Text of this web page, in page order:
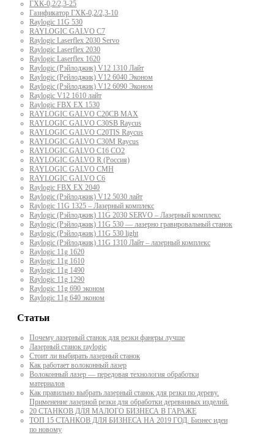
ГХК-0,2/2,3-25
Газификатор ГХК-0,2/2,3-10
Raylogic 11G 530
RAYLOGIC GALVO С7
Raylogic Laserflex 2030 Servo
Raylogic Laserflex 2030
Raylogic Laserflex 1620
Raylogic (Рэйлоджик) V12 1310 Лайт
Raylogic (Рейлоджик) V12 6040 Эконом
Raylogic (Рэйлоджик) V12 6090 Эконом
Raylogic V12 1610 лайт
Raylogic FBX EX 1530
RAYLOGIC GALVO С20CB MAX
RAYLOGIC GALVO С30SB Raycus
RAYLOGIC GALVO C20TIS Raycus
RAYLOGIC GALVO С30M Raycus
RAYLOGIC GALVO С16 CO2
RAYLOGIC GALVO R (Россия)
RAYLOGIC GALVO CMH
RAYLOGIC GALVO С6
Raylogic FBX EX 2040
Raylogic (Рэйлоджик) V12 5030 лайт
Raylogic 11G 1325 – Лазерный комплекс
Raylogic (Рэйлоджик) 11G 2030 SERVO – Лазерный комплекс
Raylogic (Рэйлоджик) 11G 530 — лазерно гравировальный станок
Raylogic (Рэйлоджик) 11G 530 light
Raylogic (Рэйлоджик) 11G 1310 Лайт – лазерный комплекс
Raylogic 11g 1620
Raylogic 11g 1610
Raylogic 11g 1490
Raylogic 11g 1290
Raylogic 11g 690 эконом
Raylogic 11g 640 эконом
Статьи
Почему лазерный станок для резки фанеры лучше
Лазерный станок raylogic
Стоит ли выбирать лазерный станок
Как работает волоконный лазер
Волоконный лазер — передовая технология обработки
материалов
Как правильно выбрать лазерный станок для резки по дереву.
Применение лазерной резки для обработки деревянных изделий.
20 СТАНКОВ ДЛЯ МАЛОГО БИЗНЕСА В ГАРАЖЕ
ТОП 15 СТАНКОВ ДЛЯ БИЗНЕСА НА 2019 ГОД. Бизнес идеи
по новому